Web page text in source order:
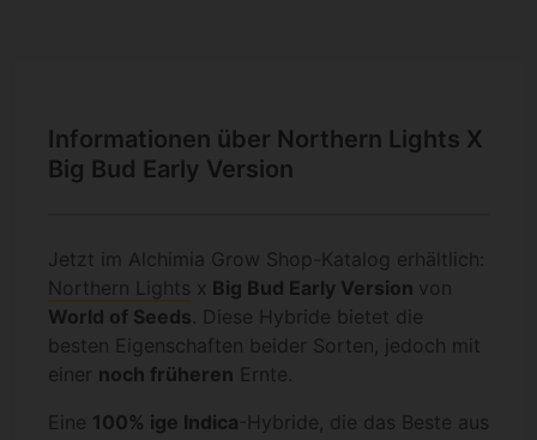
Informationen über Northern Lights X
Big Bud Early Version
Jetzt im Alchimia Grow Shop-Katalog erhältlich:
Northern Lights x Big Bud Early Version von
World of Seeds. Diese Hybride bietet die
besten Eigenschaften beider Sorten, jedoch mit
einer noch früheren Ernte.
Eine 100% ige Indica -Hybride, die das Beste aus